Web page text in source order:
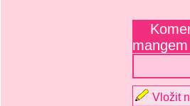
mangem
Vložit